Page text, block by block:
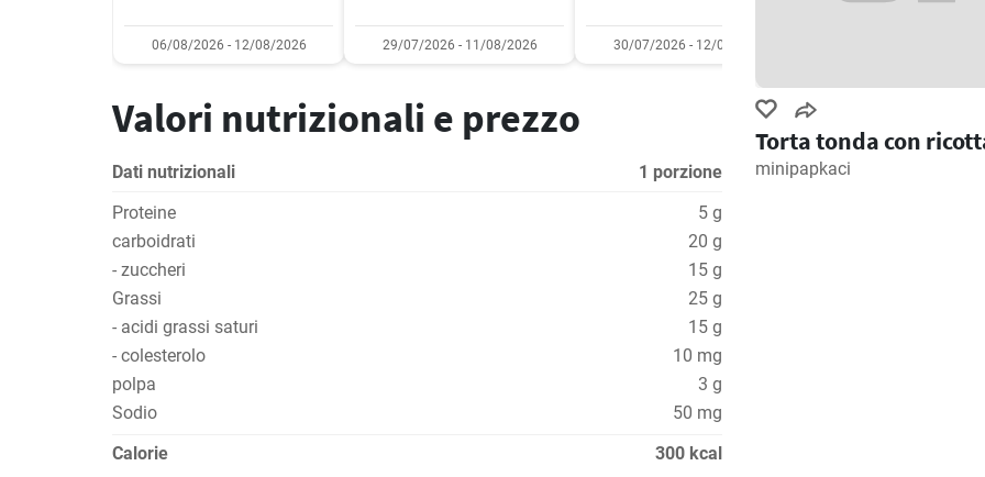
06/08/2026 - 12/08/2026 29/07/2026 - 11/08/2026 30/07/2026 - 12/08/2026
Valori nutrizionali e prezzo
Dati nutrizionali
1 porzione
Proteine
5 g
carboidrati
20 g
- zuccheri
15 g
Grassi
25 g
- acidi grassi saturi
15 g
- colesterolo
10 mg
polpa
3 g
Sodio
50 mg
Calorie
300 kcal
Torta tonda con
minipapkaci